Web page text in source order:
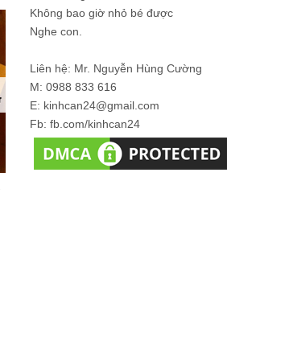
Không bao giờ nhỏ bé được
Nghe con.
Liên hệ: Mr. Nguyễn Hùng Cường
M: 0988 833 616
E: kinhcan24@gmail.com
Fb: fb.com/kinhcan24